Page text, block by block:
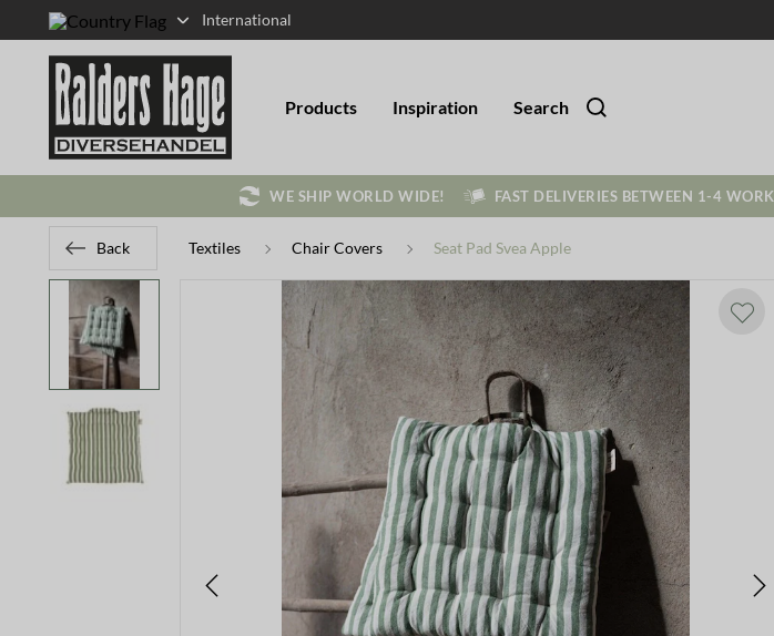
International
Products Inspiration Search
WE SHIP WORLD WIDE! FAST DELIVERIES BETWEEN 1-4
Back Textiles Chair Covers Seat Pad Svea Apple